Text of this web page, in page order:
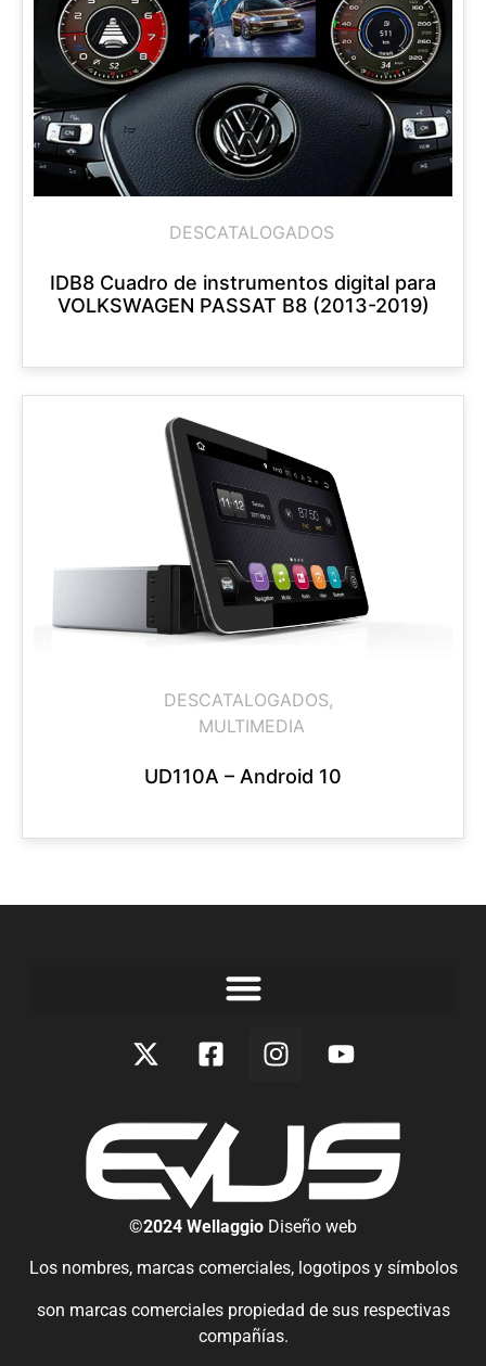
DESCATALOGADOS
IDB8 Cuadro de instrumentos digital para
VOLKSWAGEN PASSAT B8 (2013-2019)
DESCATALOGADOS,
MULTIMEDIA
UD110A – Android 10
©2024 Wellaggio Diseño web
Los nombres, marcas comerciales, logotipos y símbolos
son marcas comerciales propiedad de sus respectivas
compañías.